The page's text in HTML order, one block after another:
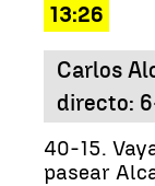
13:26
Carlos
directo:
40-15.
pasear